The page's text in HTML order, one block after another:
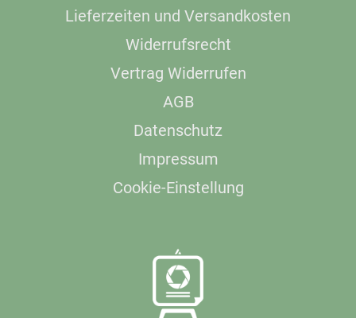
Lieferzeiten und Versandkosten
Widerrufsrecht
Vertrag Widerrufen
AGB
Datenschutz
Impressum
Cookie-Einstellung